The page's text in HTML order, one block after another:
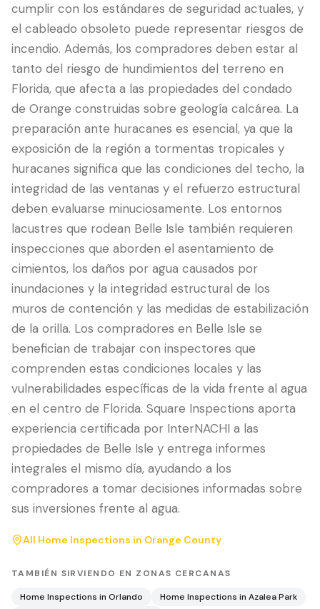
cumplir con los estándares de seguridad actuales, y
el cableado obsoleto puede representar riesgos de
incendio. Además, los compradores deben estar al
tanto del riesgo de hundimientos del terreno en
Florida, que afecta a las propiedades del condado
de Orange construidas sobre geología calcárea. La
preparación ante huracanes es esencial, ya que la
exposición de la región a tormentas tropicales y
huracanes significa que las condiciones del techo, la
integridad de las ventanas y el refuerzo estructural
deben evaluarse minuciosamente. Los entornos
lacustres que rodean Belle Isle también requieren
inspecciones que aborden el asentamiento de
cimientos, los daños por agua causados por
inundaciones y la integridad estructural de los
muros de contención y las medidas de estabilización
de la orilla. Los compradores en Belle Isle se
benefician de trabajar con inspectores que
comprenden estas condiciones locales y las
vulnerabilidades específicas de la vida frente al agua
en el centro de Florida. Square Inspections aporta
experiencia certificada por InterNACHI a las
propiedades de Belle Isle y entrega informes
integrales el mismo día, ayudando a los
compradores a tomar decisiones informadas sobre
sus inversiones frente al agua.
All Home Inspections in Orange County
TAMBIÉN SIRVIENDO EN ZONAS CERCANAS
Home Inspections in Orlando Home Inspections in Azalea Park